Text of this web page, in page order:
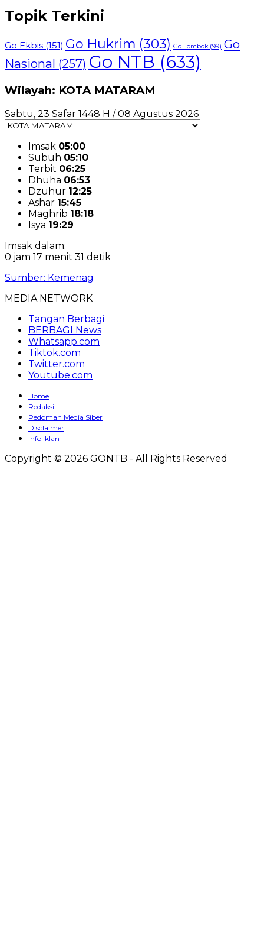
Topik Terkini
Go Ekbis (151) Go Hukrim (303) Go Lombok(99) Go
Nasional (257) Go NTB (633)
Wilayah: KOTA MATARAM
Sabtu, 23 Safar 1448 H / 08 Agustus 2026
Imsak 05:00
Subuh 05:10
Terbit 06:25
Dhuha 06:53
Dzuhur 12:25
Ashar 15:45
Maghrib 18:18
Isya 19:29
Imsak dalam:
0 jam 17 menit 30 detik
Sumber: Kemenag
MEDIA NETWORK
Tangan Berbagi
BERBAGI News
Whatsapp.com
Tiktok.com
Twitter.com
Youtube.com
Home
Redaksi
Pedoman Media Siber
Disclaimer
Info Iklan
Copyright © 2026 GONTB - All Rights Reserved